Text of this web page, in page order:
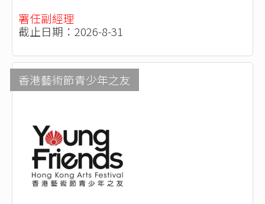
署任副經理
截止日期：2026-8-31
香港藝術節青少年之友